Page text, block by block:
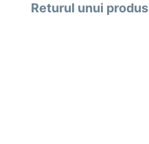
Returul unui produs